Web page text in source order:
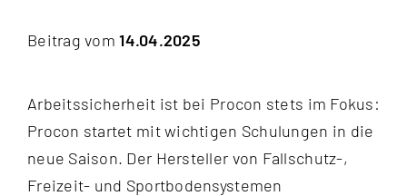
Beitrag vom14.04.2025
Arbeitssicherheit ist bei Procon stets im Fokus:
Procon startet mit wichtigen Schulungen in die
neue Saison. Der Hersteller von Fallschutz-,
Freizeit- und Sportbodensystemen